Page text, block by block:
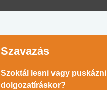
Szavazás
Szoktál lesni vagy puskázni
dolgozatíráskor?